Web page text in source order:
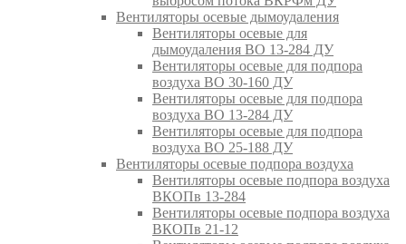
Вентиляторы осевые дымоудаления
Вентиляторы осевые для
дымоудаления ВО 13-284 ДУ
Вентиляторы осевые для подпора
воздуха ВО 30-160 ДУ
Вентиляторы осевые для подпора
воздуха ВО 13-284 ДУ
Вентиляторы осевые для подпора
воздуха ВО 25-188 ДУ
Вентиляторы осевые подпора воздуха
Вентиляторы осевые подпора воздуха
ВКОПв 13-284
Вентиляторы осевые подпора воздуха
ВКОПв 21-12